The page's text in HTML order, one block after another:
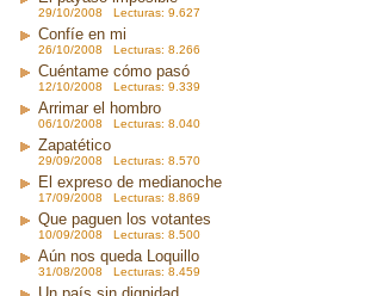
29/10/2008 Lecturas: 9.627
Confíe en mi
26/10/2008 Lecturas: 8.266
Cuéntame cómo pasó
12/10/2008 Lecturas: 9.339
Arrimar el hombro
06/10/2008 Lecturas: 8.040
Zapatético
29/09/2008 Lecturas: 8.570
El expreso de medianoche
17/09/2008 Lecturas: 8.869
Que paguen los votantes
10/09/2008 Lecturas: 8.500
Aún nos queda Loquillo
31/08/2008 Lecturas: 8.459